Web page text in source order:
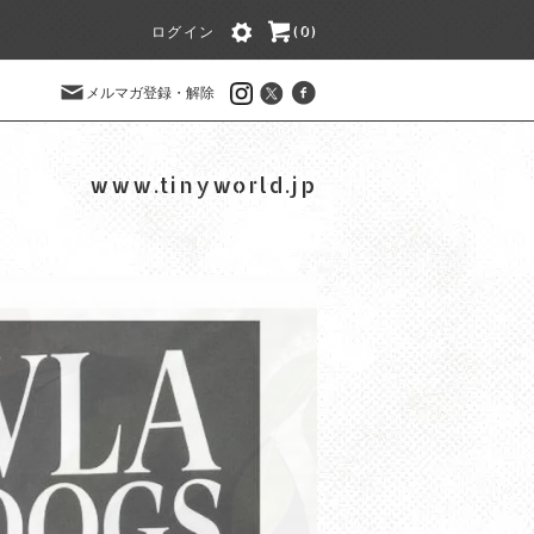
ログイン (0)
メルマガ登録・解除
www.tinyworld.jp